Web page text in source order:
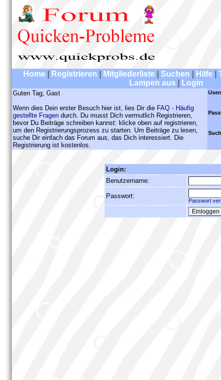
Home Registrieren Mitgliederliste Suchen Hilfe
Lampen aus
Login
Guten Tag, Gast
Wenn dies Dein erster Besuch hier ist, lies Dir die FAQ - Häufig
gestellte Fragen durch. Du musst Dich vermutlich Registrieren,
bevor Du Beiträge schreiben kannst: klicke oben auf registrieren,
um den Registrierungsprozess zu starten. Um Beiträge zu lesen,
suche Dir einfach das Forum aus, das Dich interessiert. Die
Registrierung ist kostenlos.
Login:
Benutzername:
Passwort:
Passwort